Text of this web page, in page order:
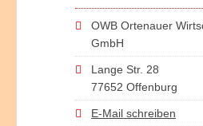
OWB Ortenauer
GmbH
Lange Str. 28
77652 Offenburg
E-Mail schreiben